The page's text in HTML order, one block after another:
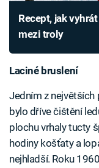
Recept, jak
mezi troly
Laciné bruslení
Jedním z největších
bylo dříve čištění
plochu vrhaly tucty
hodiny košťaty a
nejhladší. Roku